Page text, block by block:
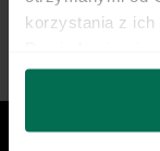
korzystania z ich
można się z
przetwarzamy
prywatności.